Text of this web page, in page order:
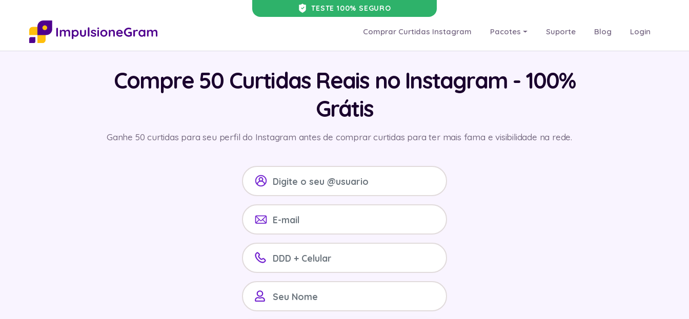
TESTE 100% SEGURO
Comprar Curtidas Instagram Pacotes Suporte Blog Login
Compre 50 Curtidas Reais no Instagram - 100%
Grátis
Ganhe 50 curtidas para seu perfil do Instagram antes de comprar curtidas para ter mais fama e visibilidade na rede.